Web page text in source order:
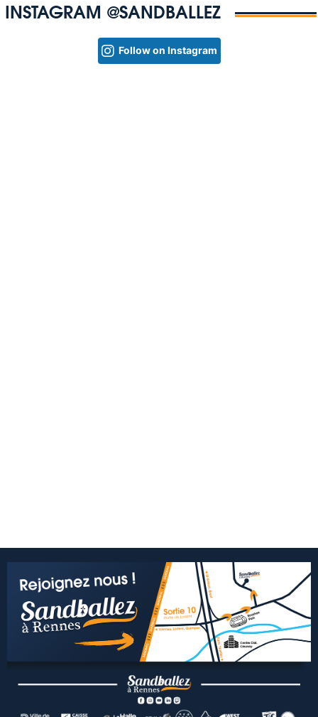
INSTAGRAM @SANDBALLEZ
Follow on Instagram